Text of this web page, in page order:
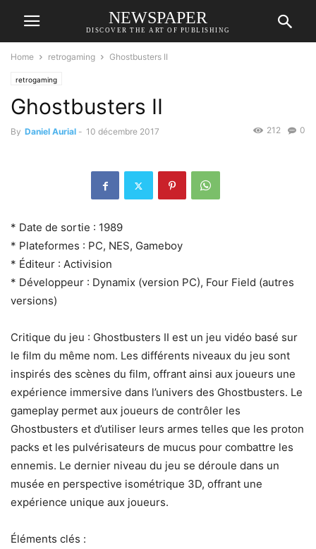
NEWSPAPER
DISCOVER THE ART OF PUBLISHING
Home retrogaming Ghostbusters II
retrogaming
Ghostbusters II
By Daniel Aurial - 10 décembre 2017 0
212
* Date de sortie : 1989
* Plateformes : PC, NES, Gameboy
* Éditeur : Activision
* Développeur : Dynamix (version PC), Four Field (autres
versions)
Critique du jeu : Ghostbusters II est un jeu vidéo basé sur
le film du même nom. Les différents niveaux du jeu sont
inspirés des scènes du film, offrant ainsi aux joueurs une
expérience immersive dans l’univers des Ghostbusters. Le
gameplay permet aux joueurs de contrôler les
Ghostbusters et d’utiliser leurs armes telles que les proton
packs et les pulvérisateurs de mucus pour combattre les
ennemis. Le dernier niveau du jeu se déroule dans un
musée en perspective isométrique 3D, offrant une
expérience unique aux joueurs.
Éléments clés :